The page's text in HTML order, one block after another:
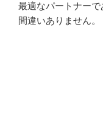
最適なパートナーで
間違いありません。